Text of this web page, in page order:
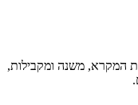
המקרא, משנה ומקבילות,